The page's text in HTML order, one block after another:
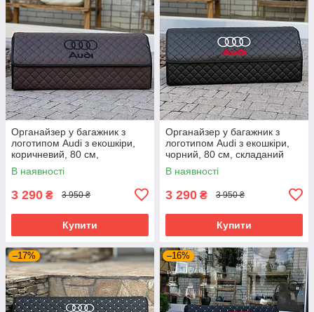
Органайзер у багажник з
логотипом Audi з екошкіри,
коричневий, 80 см,
складаний органайзер у
багажник
В наявності
3 290 ₴ 3 950 ₴
Купити
Органайзер у багажник з
логотипом Audi з екошкіри,
чорний, 80 см, складаний
органайзер у багажник
В наявності
3 290 ₴ 3 950 ₴
Купити
–17% –16%